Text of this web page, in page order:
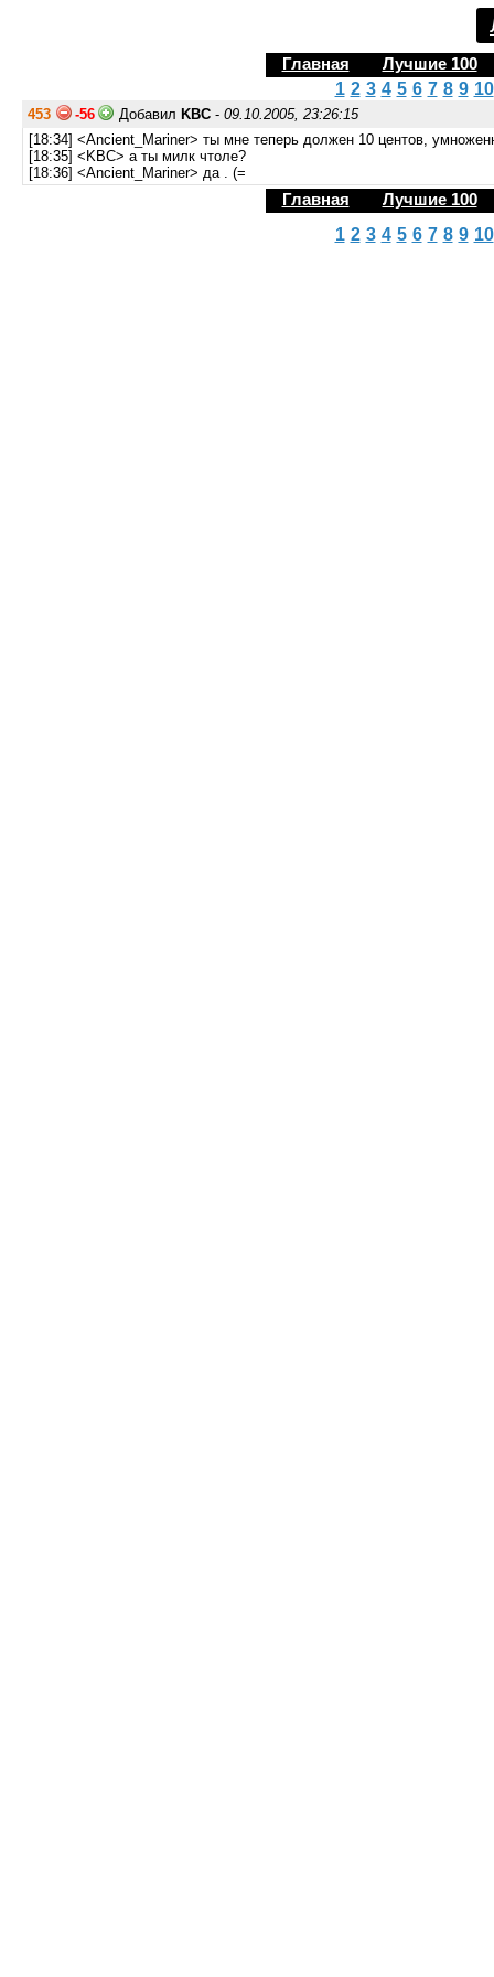
Главная Лучшие 100
1 2 3 4 5 6 7 8 9 10
453 -56 Добавил KBC - 09.10.2005, 23:26:15
[18:34] <Ancient_Mariner> ты мне теперь должен 10 центов,
[18:35] <KBC> а ты милк чтоле?
[18:36] <Ancient_Mariner> да . (=
Главная Лучшие 100
1 2 3 4 5 6 7 8 9 10